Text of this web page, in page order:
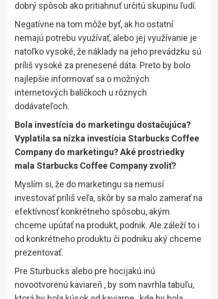
dobrý spôsob ako pritiahnuť určitú skupinu ľudí.
Negatívne na tom môže byť, ak ho ostatní
nemajú potrebu využívať, alebo jej využívanie je
natoľko vysoké, že náklady na jeho prevádzku sú
príliš vysoké za prenesené dáta. Preto by bolo
najlepšie informovať sa o možných
internetových balíčkoch u rôznych
dodávateľoch.
Bola investícia do marketingu dostačujúca?
Vyplatila sa nízka investícia Starbucks Coffee
Company do marketingu? Aké prostriedky
mala Starbucks Coffee Company zvoliť?
Myslím si, že do marketingu sa nemusí
investovať príliš veľa, skôr by sa malo zamerať na
efektívnosť konkrétneho spôsobu, akým
chceme upútať na produkt, podnik. Ale záleží to i
od konkrétneho produktu či podniku aký chceme
prezentovať.
Pre Sturbucks alebo pre hocijakú inú
novootvorenú kaviareň , by som navrhla tabuľu,